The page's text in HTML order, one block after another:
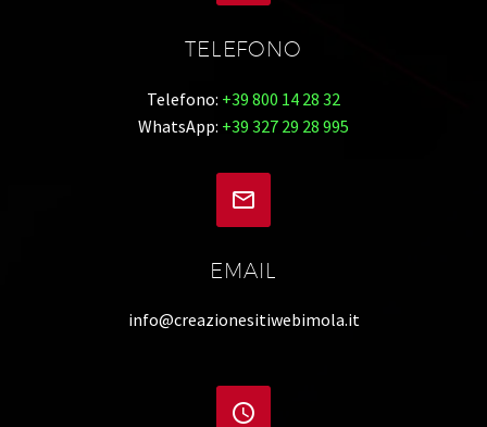
TELEFONO
Telefono: +39 800 14 28 32
WhatsApp: +39 327 29 28 995


EMAIL
info@creazionesitiwebimola.it

